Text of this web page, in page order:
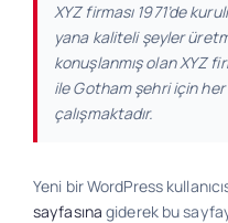
XYZ firması 1971’de
yana kaliteli şeyler
konuşlanmış olan XYZ
ile Gotham şehri için
çalışmaktadır.
Yeni bir WordPress
sayfasına giderek bu